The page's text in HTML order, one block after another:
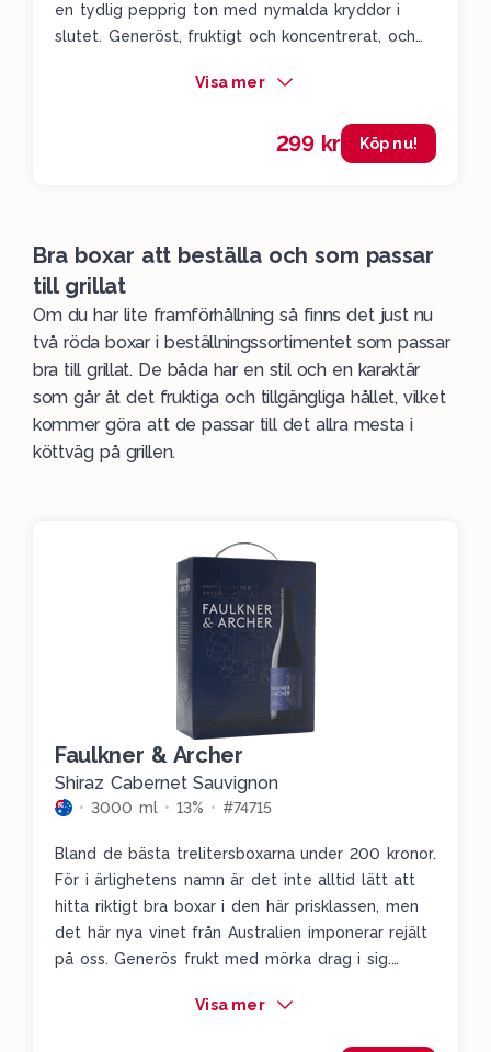
en tydlig pepprig ton med nymalda kryddor i
slutet. Generöst, fruktigt och koncentrerat, och
Visa mer
299 kr Köp nu!
Bra boxar att beställa och som passar
till grillat
Om du har lite framförhållning så finns det just nu
två röda boxar i beställningssortimentet som passar
bra till grillat. De båda har en stil och en karaktär
som går åt det fruktiga och tillgängliga hållet, vilket
kommer göra att de passar till det allra mesta i
köttväg på grillen.
Faulkner & Archer
Shiraz Cabernet Sauvignon
3000 ml 13% #74715
Bland de bästa trelitersboxarna under 200 kronor.
För i ärlighetens namn är det inte alltid lätt att
hitta riktigt bra boxar i den här prisklassen, men
det här nya vinet från Australien imponerar rejält
på oss. Generös frukt med mörka drag i sig.
Testa det här till entrecoten och se hur det
Visa mer